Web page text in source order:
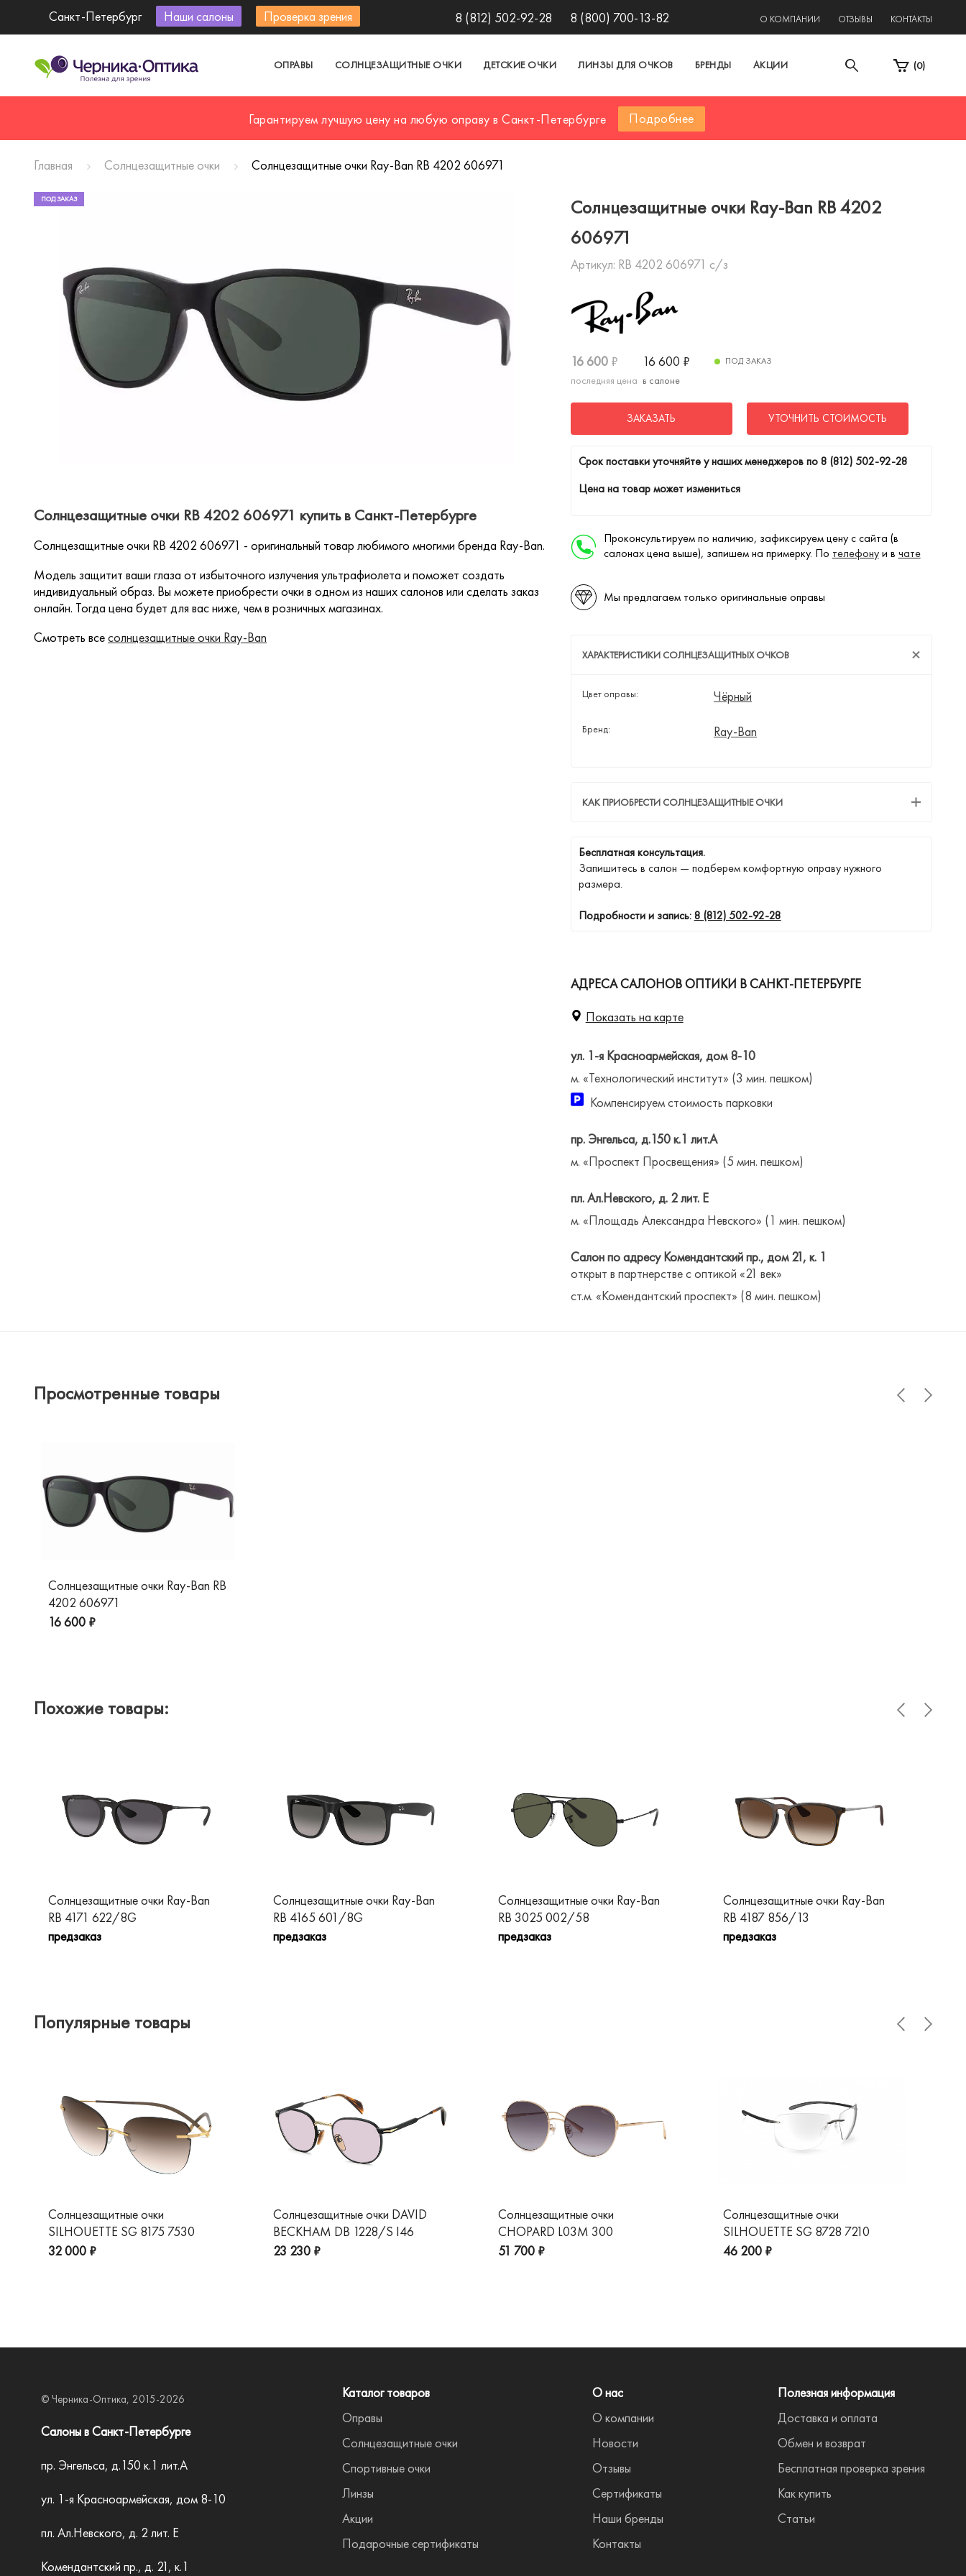
Санкт-Петербург Наши салоны Проверка зрения 8 (812) 502-92-28 8 (800) 700-13-82 О КОМПАНИИ ОТЗЫВЫ КОНТАКТЫ
ОПРАВЫ СОЛНЦЕЗАЩИТНЫЕ ОЧКИ ДЕТСКИЕ ОЧКИ ЛИНЗЫ ДЛЯ ОЧКОВ БРЕНДЫ АКЦИИ (0)
Гарантируем лучшую цену на любую оправу в Санкт-Петербурге Подробнее
Главная Солнцезащитные очки Солнцезащитные очки Ray-Ban RB 4202 606971
Солнцезащитные очки Ray-Ban RB 4202
606971
Артикул: RB 4202 606971 с/з
16 600 ₽
последняя цена
16 600 ₽
в салоне
ПОД ЗАКАЗ
ЗАКАЗАТЬ УТОЧНИТЬ СТОИМОСТЬ
Cрок поставки уточняйте у наших менеджеров по8 (812) 502-92-28
Цена на товар может измениться
Проконсультируем по наличию, зафиксируем цену с сайта (в
салонах цена выше), запишем на примерку. По телефонуи в чате
Мы предлагаем только оригинальные оправы
ХАРАКТЕРИСТИКИ СОЛНЦЕЗАЩИТНЫХ ОЧКОВ
Цвет оправы: Чёрный
Бренд: Ray-Ban
КАК ПРИОБРЕСТИ СОЛНЦЕЗАЩИТНЫЕ ОЧКИ
Бесплатная консультация.
Запишитесь в салон — подберем комфортную оправу нужного
размера.
Подробности и запись:8 (812) 502-92-28
АДРЕСА САЛОНОВ ОПТИКИ В САНКТ-ПЕТЕРБУРГЕ
Показать на карте
ул. 1-я Красноармейская, дом 8-10
м. «Технологический институт» (3 мин. пешком)
Компенсируем стоимость парковки
пр. Энгельса, д.150 к.1 лит.А
м. «Проспект Просвещения» (5 мин. пешком)
пл. Ал.Невского, д. 2 лит. Е
м. «Площадь Александра Невского» (1 мин. пешком)
Салон по адресу Комендантский пр., дом 21, к. 1
открыт в партнерстве с оптикой «21 век»
ст.м. «Комендантский проспект» (8 мин. пешком)
ПОД ЗАКАЗ
Солнцезащитные очки RB 4202 606971 купить в Санкт-Петербурге
Солнцезащитные очки RB 4202 606971 - оригинальный товар любимого многими бренда Ray-Ban.
Модель защитит ваши глаза от избыточного излучения ультрафиолета и поможет создать
индивидуальный образ. Вы можете приобрести очки в одном из наших салонов или сделать заказ
онлайн. Тогда цена будет для вас ниже, чем в розничных магазинах.
Смотреть всесолнцезащитные очки Ray-Ban
Просмотренные товары
Солнцезащитные очки Ray-Ban RB
4202 606971
16 600 ₽
Похожие товары:
Солнцезащитные очки Ray-Ban
RB 4171 622/8G
предзаказ
Солнцезащитные очки Ray-Ban
RB 4165 601/8G
предзаказ
Солнцезащитные очки Ray-Ban
RB 3025 002/58
предзаказ
Солнцезащитные очки Ray-Ban
RB 4187 856/13
предзаказ
Популярные товары
Солнцезащитные очки
SILHOUETTE SG 8175 7530
32 000 ₽
Солнцезащитные очки DAVID
BECKHAM DB 1228/S I46
23 230 ₽
Солнцезащитные очки
CHOPARD L03M 300
51 700 ₽
Солнцезащитные очки
SILHOUETTE SG 8728 7210
46 200 ₽
© Черника-Оптика, 2015-2026
Салоны в Санкт-Петербурге
пр. Энгельса, д.150 к.1 лит.А
ул. 1-я Красноармейская, дом 8-10
пл. Ал.Невского, д. 2 лит. Е
Комендантский пр., д. 21, к.1
Каталог товаров
Оправы
Солнцезащитные очки
Спортивные очки
Линзы
Акции
Подарочные сертификаты
О нас
О компании
Новости
Отзывы
Сертификаты
Наши бренды
Контакты
Полезная информация
Доставка и оплата
Обмен и возврат
Бесплатная проверка зрения
Как купить
Статьи